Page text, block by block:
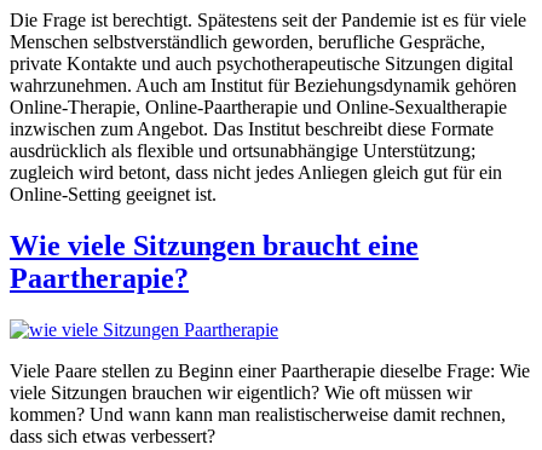
Die Frage ist berechtigt. Spätestens seit der Pandemie ist es für viele
Menschen selbstverständlich geworden, berufliche Gespräche,
private Kontakte und auch psychotherapeutische Sitzungen digital
wahrzunehmen. Auch am Institut für Beziehungsdynamik gehören
Online-Therapie, Online-Paartherapie und Online-Sexualtherapie
inzwischen zum Angebot. Das Institut beschreibt diese Formate
ausdrücklich als flexible und ortsunabhängige Unterstützung;
zugleich wird betont, dass nicht jedes Anliegen gleich gut für ein
Online-Setting geeignet ist.
Wie viele Sitzungen braucht eine
Paartherapie?
Viele Paare stellen zu Beginn einer Paartherapie dieselbe Frage: Wie
viele Sitzungen brauchen wir eigentlich? Wie oft müssen wir
kommen? Und wann kann man realistischerweise damit rechnen,
dass sich etwas verbessert?